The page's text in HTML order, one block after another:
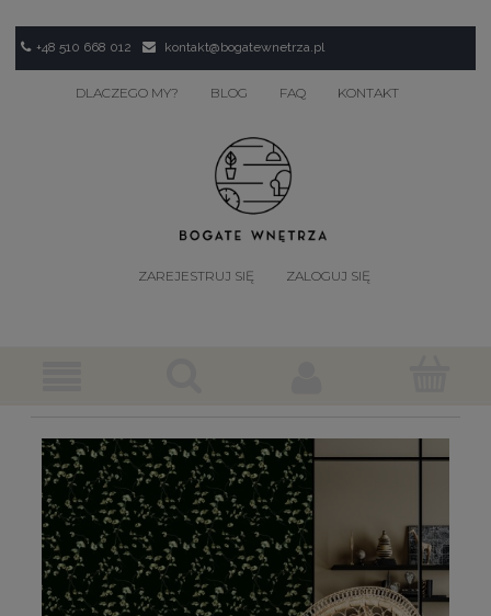
+48 510 668 012 kontakt@bogatewnetrza.pl
DLACZEGO MY? BLOG FAQ KONTAKT
ZAREJESTRUJ SIĘ ZALOGUJ SIĘ